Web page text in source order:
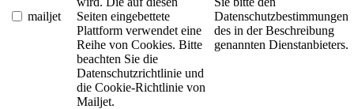
mailjet
Seiten eingebettete
Plattform verwendet eine
Reihe von Cookies. Bitte
beachten Sie die
Datenschutzrichtlinie und
die Cookie-Richtlinie von
Mailjet.
Datenschutzbestimmungen
des in der Beschreibung
genannten Dienstanbieters.